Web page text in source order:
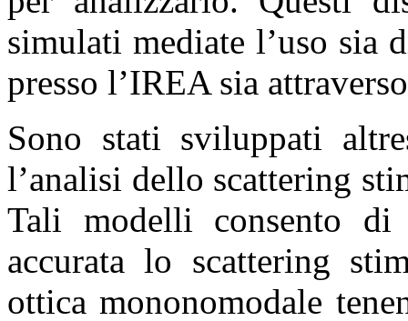
simulati mediate l’uso sia
presso l’IREA sia
Sono stati sviluppati
l’analisi dello scattering
Tali modelli consento di
accurata lo scattering
ottica mononomodale